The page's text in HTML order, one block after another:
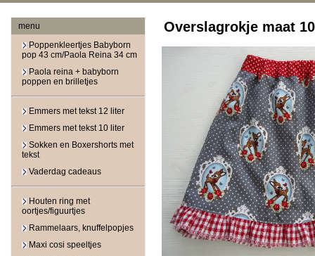
menu
Poppenkleertjes Babyborn
pop 43 cm/Paola Reina 34 cm
Paola reina + babyborn
poppen en brilletjes
Emmers met tekst 12 liter
Emmers met tekst 10 liter
Sokken en Boxershorts met
tekst
Vaderdag cadeaus
Houten ring met
oortjes/figuurtjes
Rammelaars, knuffelpopjes
Maxi cosi speeltjes
Overslagrokje maat